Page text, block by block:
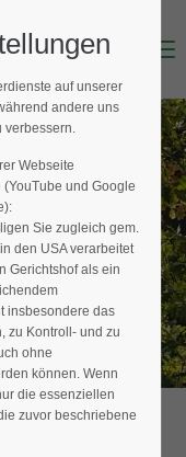
Menu
in Ihrer
auf unserer
andere uns
verbessern.
Webseite
und Google
Sie zugleich gem.
den USA verarbeitet
Gerichtshof als ein
insbesondere das
zu Kontroll- und zu
ohne
können. Wenn
die essenziellen
zuvor beschriebene